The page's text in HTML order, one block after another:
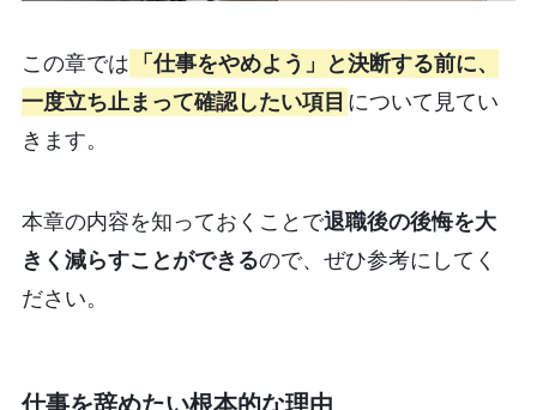
この章では
「仕事をやめよう」と決断する前に、
一度立ち止まって確認したい項目 について見てい
きます。
本章の内容を知っておくことで退職後の後悔を大
きく減らすことができるので、ぜひ参考にしてく
ださい。
仕事を辞めたい根本的な理由